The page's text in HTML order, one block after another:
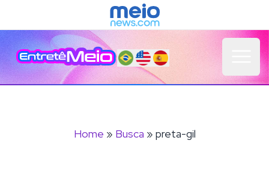
Home » Busca » preta-gil